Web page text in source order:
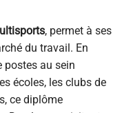
, permet à ses
du travail. En
postes au sein
écoles, les clubs de
ce diplôme